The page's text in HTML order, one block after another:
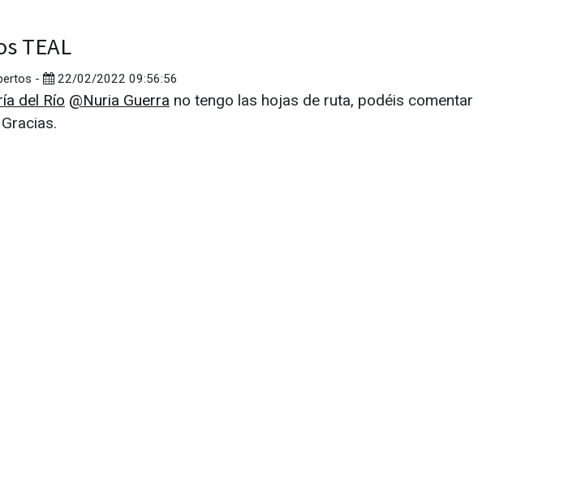
TEAL
- 22/02/2022 09:56:56
del Río @Nuria Guerra no tengo las hojas de ruta, podéis comentar